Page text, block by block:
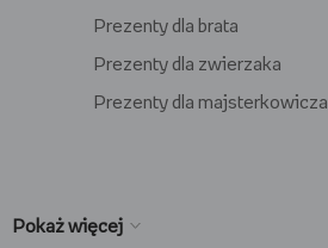
Prezenty dla brata
Prezenty dla zwierzaka
Prezenty dla majsterkowicza